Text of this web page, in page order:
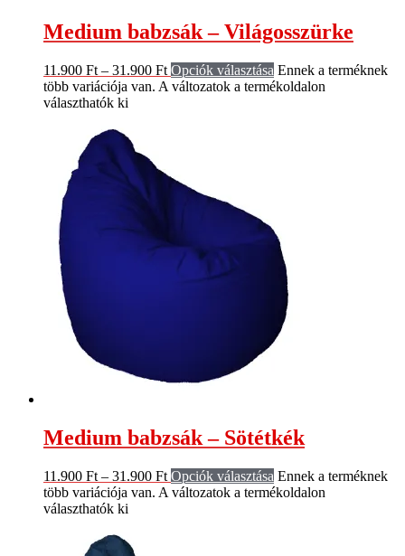
Medium babzsák – Világosszürke
11.900 Ft – 31.900 Ft Opciók választása Ennek a terméknek
több variációja van. A változatok a termékoldalon
választhatók ki
Medium babzsák – Sötétkék
11.900 Ft – 31.900 Ft Opciók választása Ennek a terméknek
több variációja van. A változatok a termékoldalon
választhatók ki